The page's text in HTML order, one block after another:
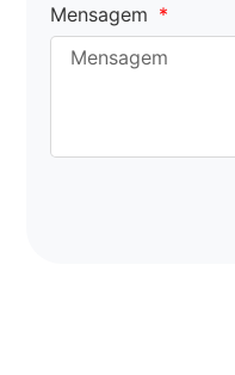
Mensagem